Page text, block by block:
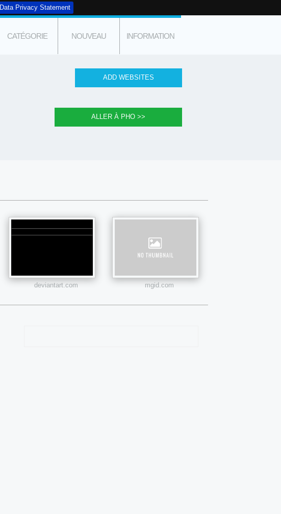
Data Privacy Statement
CATÉGORIE NOUVEAU INFORMATION
deviantart.com mgid.com